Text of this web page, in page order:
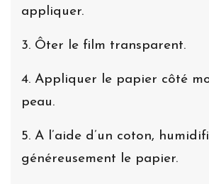
appliquer.
3. Ôter le film transparent.
4. Appliquer le papier côté
peau.
5. A l’aide d’un coton,
généreusement le papier.